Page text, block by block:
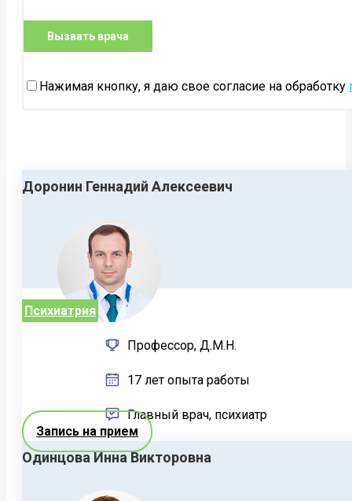
Нажимая кнопку, я даю свое согласие на обработку
Доронин Геннадий Алексеевич
Психиатрия
Профессор, Д.М.Н.
17 лет опыта работы
Главный врач, психиатр
Запись на прием
Одинцова Инна Викторовна